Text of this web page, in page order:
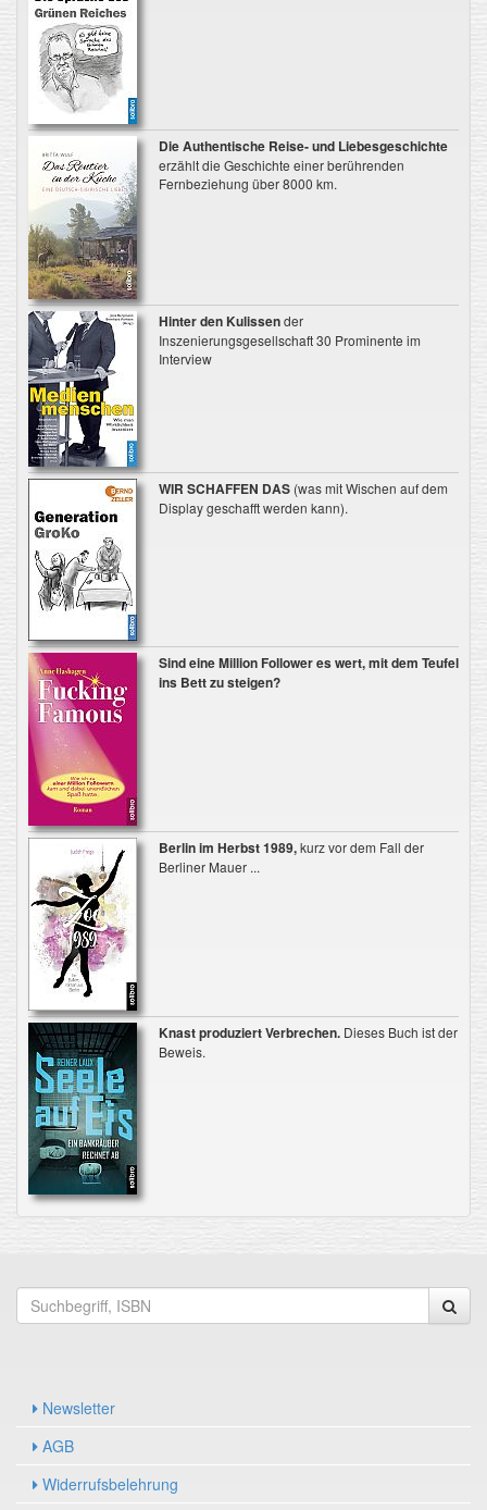
DieAuthentische Reise‐ und Liebesgeschichte
erzählt die Geschichte einer berührenden
Fernbeziehung über 8000 km.
Hinter den Kulissender
Inszenierungsgesellschaft 30 Prominente im
Interview
WIR SCHAFFEN DAS(was mit Wischen auf dem
Display geschafft werden kann).
Sind eine Million Follower es wert, mit dem Teufel
ins Bett zu steigen?
Berlin im Herbst 1989,kurz vor dem Fall der
Berliner Mauer ...
Knast produziert Verbrechen.Dieses Buch ist der
Beweis.
Newsletter
AGB
Widerrufsbelehrung